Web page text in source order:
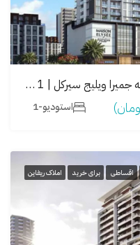
آپارتمان های مایزون الیزه 1 در منطقه جمیرا ویلیج سيرکل | Maison Elysee 1
استودیو-1
اقساطی برای خرید املاک ریفاین